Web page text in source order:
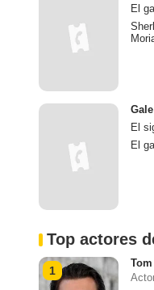
El
El
El
Top actores
1